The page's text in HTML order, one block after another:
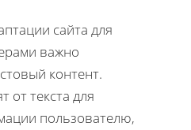
сайта для
важно
контент.
от текста для
пользователю,